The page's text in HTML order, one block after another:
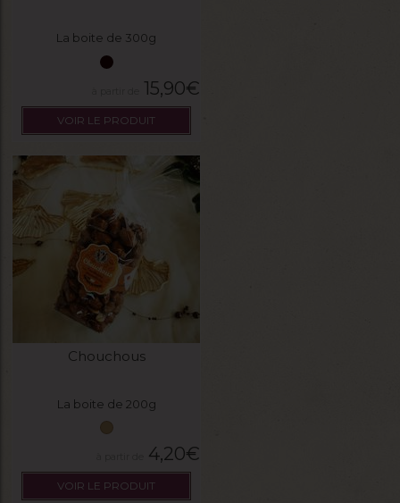
La boite de 300g
15,90€
VOIR LE PRODUIT
Chouchous
La boite de 200g
4,20€
VOIR LE PRODUIT